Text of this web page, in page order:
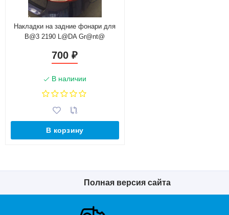
Накладки на задние фонари для
B@3 2190 L@DA Gr@nt@
700₽
В наличии
В корзину
Полная версия сайта